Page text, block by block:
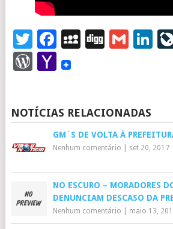
Twitter
Facebook
MySpace
Digg
WordPress
Yahoo
NOTÍCIAS RELACIONADAS
GM´S DE VOLTA À
Nenhum comentário set 20, 2017
NO ESCURO – MORADORES
DENUNCIAM DESCASO DA
Nenhum comentário maio 13,